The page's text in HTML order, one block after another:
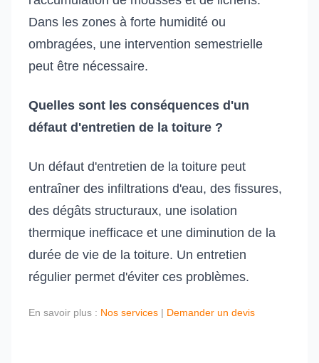
Dans les zones à forte humidité ou
ombragées, une intervention semestrielle
peut être nécessaire.
Quelles sont les conséquences d'un
défaut d'entretien de la toiture ?
Un défaut d'entretien de la toiture peut
entraîner des infiltrations d'eau, des fissures,
des dégâts structuraux, une isolation
thermique inefficace et une diminution de la
durée de vie de la toiture. Un entretien
régulier permet d'éviter ces problèmes.
En savoir plus : Nos services | Demander un devis